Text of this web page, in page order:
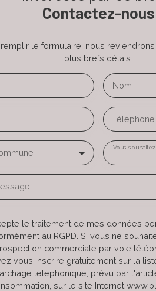
Contactez-nous
le formulaire, nous
plus brefs délais.
Nom
Téléphone
-
Vous souhaitez
le traitement de mes données
au RGPD. Si vous ne
commerciale par voie
vous inscrire gratuitement sur la
téléphonique, prévu par
sur le site Internet